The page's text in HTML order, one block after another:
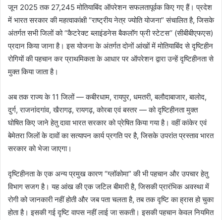
जून 2025 तक 27,245 मोतियाबिंद ऑपरेशन सफलतापूर्वक किए गए हैं। प्रदेश
में भारत सरकार की महत्वाकांक्षी “राष्ट्रीय नेत्र ज्योति योजना” संचालित है, जिसके
अंतर्गत सभी जिलों को ‘‘कैटरेक्ट ब्लाइंडनेस बैकलॉग फ्री स्टेटस’’ (सीबीबीएफएस)
प्रदान किया जाना है। इस योजना के अंतर्गत दोनों आंखों में मोतियाबिंद से दृष्टिहीन
रोगियों की पहचान कर प्राथमिकता के आधार पर ऑपरेशन द्वारा उन्हें दृष्टिहीनता से
मुक्त किया जाता है।
अब तक राज्य के 11 जिलों — कबीरधाम, रायपुर, धमतरी, बलौदाबाजार, बालोद,
दुर्ग, राजनांदगांव, खैरागढ़, रायगढ़, कोरबा एवं बस्तर — को दृष्टिहीनता मुक्त
घोषित किए जाने हेतु दावा भारत सरकार को प्रेषित किया गया है। वहीं कांकेर एवं
बेमेतरा जिलों के दावों का सत्यापन कार्य प्रगति पर है, जिसके उपरांत प्रस्ताव भारत
सरकार को भेजा जाएगा।
दृष्टिहीनता के एक अन्य प्रमुख कारण “ग्लॉकोमा” की भी पहचान और उपचार हेतु
विभाग सजग है। यह आंख की एक जटिल बीमारी है, जिसकी प्रारंभिक अवस्था में
रोगी को जानकारी नहीं होती और जब पता चलता है, तब तक दृष्टि का ह्रास हो चुका
होता है। इसकी गई दृष्टि वापस नहीं लाई जा सकती। इसकी पहचान केवल नियमित